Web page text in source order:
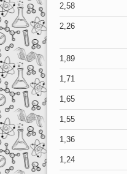
2,58
2,26
1,89
1,71
1,65
1,55
1,36
1,24